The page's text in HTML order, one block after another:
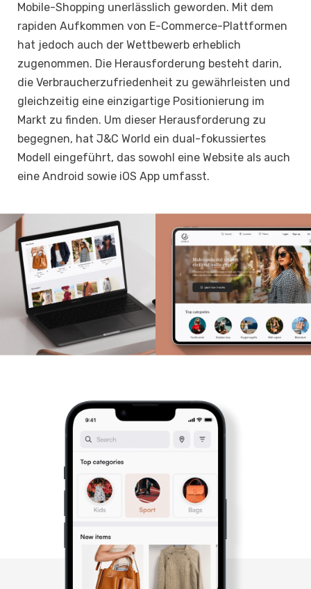
Mobile-Shopping unerlässlich geworden. Mit dem
rapiden Aufkommen von E-Commerce-Plattformen
hat jedoch auch der Wettbewerb erheblich
zugenommen. Die Herausforderung besteht darin,
die Verbraucherzufriedenheit zu gewährleisten und
gleichzeitig eine einzigartige Positionierung im
Markt zu finden. Um dieser Herausforderung zu
begegnen, hat J&C World ein dual-fokussiertes
Modell eingeführt, das sowohl eine Website als auch
eine Android sowie iOS App umfasst.